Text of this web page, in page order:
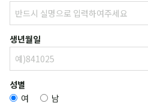
생년월일
성별
여
남